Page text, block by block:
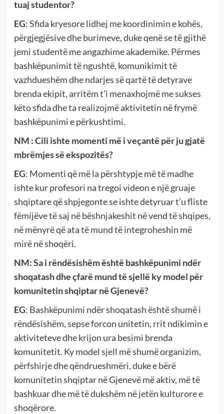
tuaj studentor?
EG: Sfida kryesore lidhej me koordinimin e kohës,
përgjegjësive dhe burimeve, duke qenë se të gjithë
jemi studentë me angazhime akademike. Përmes
bashkëpunimit të ngushtë, komunikimit të
vazhdueshëm dhe ndarjes së qartë të detyrave
brenda ekipit, arritëm t’i menaxhojmë me sukses
këto sfida dhe ta realizojmë aktivitetin në frymë
bashkëpunimi e përkushtimi.
NM : Cili ishte momenti më i veçantë për ju gjatë
mbrëmjes së ekspozitës?
EG: Momenti që më la përshtypje më të madhe
ishte kur profesori na tregoi videon e një gruaje
shqiptare që shpjegonte se ishte detyruar t’u fliste
fëmijëve të saj në bëshnjakeshit në vend të shqipes,
në mënyrë që ata të mund të integroheshin më
mirë në shoqëri.
NM:Sa i rëndësishëm është bashkëpunimi ndër
shoqatash dhe çfarë mund të sjellë ky model për
komunitetin shqiptar në Gjenevë?
EG: Bashkëpunimi ndër shoqatash është shumë i
rëndësishëm, sepse forcon unitetin, rrit ndikimin e
aktiviteteve dhe krijon ura besimi brenda
komunitetit. Ky model sjell më shumë organizim,
përfshirje dhe qëndrueshmëri, duke e bërë
komunitetin shqiptar në Gjenevë më aktiv, më të
bashkuar dhe më të dukshëm në jetën kulturore e
shoqërore.